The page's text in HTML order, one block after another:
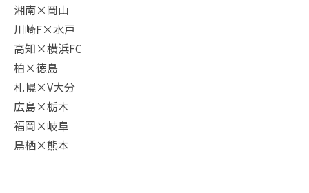
湘南×岡山
川崎F×水戸
高知×横浜FC
柏×徳島
札幌×V大分
広島×栃木
福岡×岐阜
鳥栖×熊本